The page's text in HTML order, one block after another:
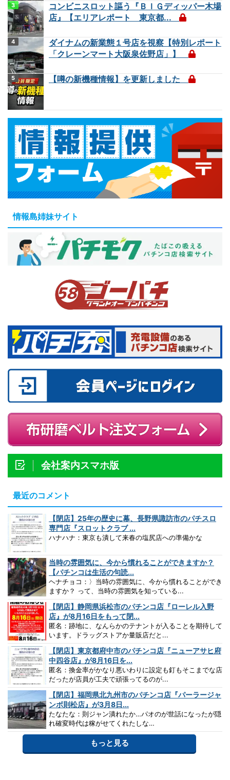
コンビニスロット謳う『ＢＩＧディッパー木場
店』【エリアレポート 東京都...
ダイナムの新業態１号店を視察【特別レポート
「クレーンマート大阪泉佐野店」】
【噂の新機種情報】を更新しました
情報島姉妹サイト
会社案内スマホ版
最近のコメント
【閉店】25年の歴史に幕、長野県諏訪市のパチスロ
専門店『スロットクラブ ...
ハナハナ：東京も潰して来春の塩尻店への準備かな
当時の雰囲気に、今から慣れることができますか？
【パチンコは生活の句読...
ヘナチョコ：〉当時の雰囲気に、今から慣れることができ
ますか？ って、当時の雰囲気を知っている...
【閉店】静岡県浜松市のパチンコ店『ローレル入野
店』が8月16日をもって閉...
匿名：跡地に、なんらかのテナントが入ることを期待して
います。ドラッグストアか量販店だと...
【閉店】東京都府中市のパチンコ店『ニューアサヒ府
中四谷店』が8月16日を...
匿名：換金率がかなり悪いわりに設定も釘もそこまでな店
だったが店員が工夫で頑張ってるのが...
【閉店】福岡県北九州市のパチンコ店『パーラージャ
ンボ則松店』が3月8日...
たなたな：則ジャン潰れたか…パオのが世話になったが隠
れ確変時代は稼がせてくれたしな…
もっと見る